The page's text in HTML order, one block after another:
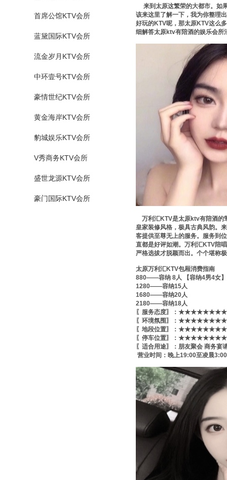
首席公馆KTV会所
蓝黛国际KTV会所
流金岁月KTV会所
中环壹号KTV会所
豪情世纪KTV会所
黄金海岸KTV会所
豹城娱乐KTV会所
V秀商务KTV会所
盛世龙源KTV会所
豪门国际KTV会所
来到太原这繁荣的大都市。如
该来这里了解一下，我为你整理
好玩的KTV呢，那太原KTV这么
细解答太原ktv有陪酒的娱乐会所
万利汇KTV是太原ktv有陪酒的
皇家装修风格，极具古典风韵。
客提供至尊无上的服务。服务到
直都是好评如潮。万利汇KTV陪
严格选拔才脱颖而出。个个堪称
太原万利汇KTV包厢消费指南
880——容纳 8人 【容纳4男4女】
1280——容纳15人
1680——容纳20人
2180——容纳18人
〖服务态度〗：
〖环境氛围〗：
〖地段位置〗：
〖停车位置〗：
〖适合用途〗：朋友聚会 商务宴
营业时间：晚上19:00至凌晨3:00